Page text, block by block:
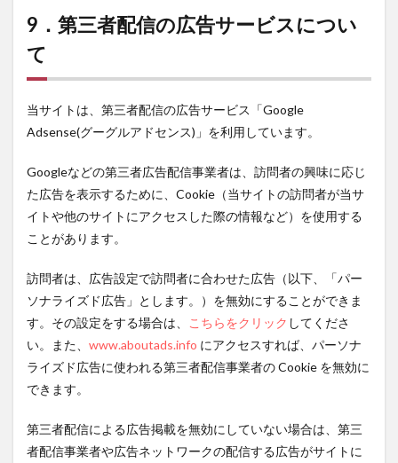
9．第三者配信の広告サービスについ
て
当サイトは、第三者配信の広告サービス「Google
Adsense(グーグルアドセンス)」を利用しています。
Googleなどの第三者広告配信事業者は、訪問者の興味に応じ
た広告を表示するために、Cookie（当サイトの訪問者が当サ
イトや他のサイトにアクセスした際の情報など）を使用する
ことがあります。
訪問者は、広告設定で訪問者に合わせた広告（以下、「パー
ソナライズド広告」とします。）を無効にすることができま
す。その設定をする場合は、
こちらをクリック してくださ
い。また、 www.aboutads.info にアクセスすれば、パーソナ
ライズド広告に使われる第三者配信事業者の Cookie を無効に
できます。
第三者配信による広告掲載を無効にしていない場合は、第三
者配信事業者や広告ネットワークの配信する広告がサイトに